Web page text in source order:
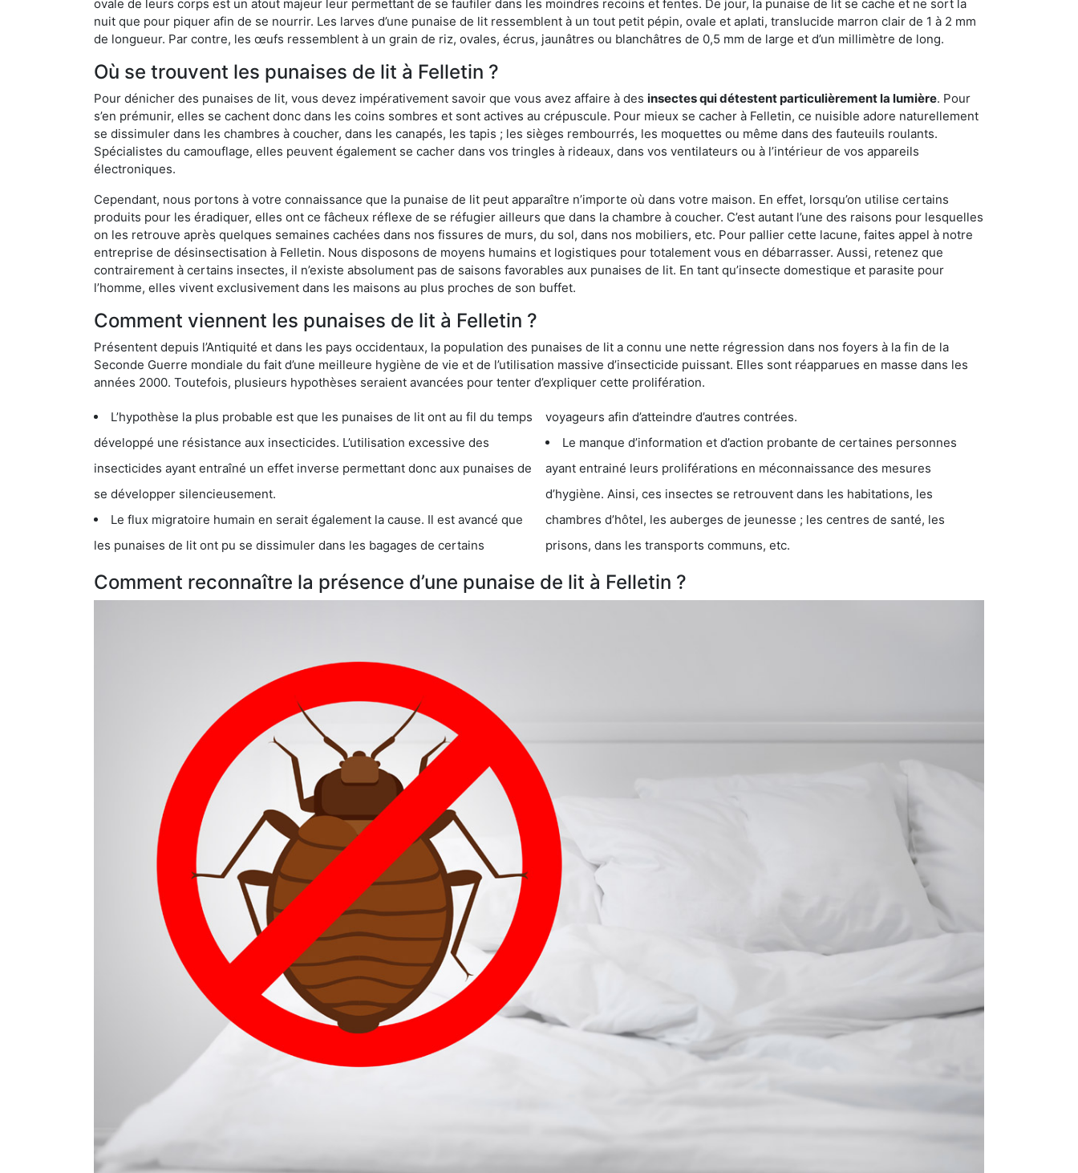
ovale de leurs corps est un atout majeur leur permettant de se faufiler dans les moindres recoins et fentes. De jour, la punaise de lit se cache et ne sort la
nuit que pour piquer afin de se nourrir. Les larves d’une punaise de lit ressemblent à un tout petit pépin, ovale et aplati, translucide marron clair de 1 à 2 mm
de longueur. Par contre, les œufs ressemblent à un grain de riz, ovales, écrus, jaunâtres ou blanchâtres de 0,5 mm de large et d’un millimètre de long.
Où se trouvent les punaises de lit à Felletin ?
Pour dénicher des punaises de lit, vous devez impérativement savoir que vous avez affaire à des insectes qui détestent particulièrement la lumière. Pour
s’en prémunir, elles se cachent donc dans les coins sombres et sont actives au crépuscule. Pour mieux se cacher à Felletin, ce nuisible adore naturellement
se dissimuler dans les chambres à coucher, dans les canapés, les tapis ; les sièges rembourrés, les moquettes ou même dans des fauteuils roulants.
Spécialistes du camouflage, elles peuvent également se cacher dans vos tringles à rideaux, dans vos ventilateurs ou à l’intérieur de vos appareils
électroniques.
Cependant, nous portons à votre connaissance que la punaise de lit peut apparaître n’importe où dans votre maison. En effet, lorsqu’on utilise certains
produits pour les éradiquer, elles ont ce fâcheux réflexe de se réfugier ailleurs que dans la chambre à coucher. C’est autant l’une des raisons pour lesquelles
on les retrouve après quelques semaines cachées dans nos fissures de murs, du sol, dans nos mobiliers, etc. Pour pallier cette lacune, faites appel à notre
entreprise de désinsectisation à Felletin. Nous disposons de moyens humains et logistiques pour totalement vous en débarrasser. Aussi, retenez que
contrairement à certains insectes, il n’existe absolument pas de saisons favorables aux punaises de lit. En tant qu’insecte domestique et parasite pour
l’homme, elles vivent exclusivement dans les maisons au plus proches de son buffet.
Comment viennent les punaises de lit à Felletin ?
Présentent depuis l’Antiquité et dans les pays occidentaux, la population des punaises de lit a connu une nette régression dans nos foyers à la fin de la
Seconde Guerre mondiale du fait d’une meilleure hygiène de vie et de l’utilisation massive d’insecticide puissant. Elles sont réapparues en masse dans les
années 2000. Toutefois, plusieurs hypothèses seraient avancées pour tenter d’expliquer cette prolifération.
L’hypothèse la plus probable est que les punaises de lit ont au fil du temps
développé une résistance aux insecticides. L’utilisation excessive des
insecticides ayant entraîné un effet inverse permettant donc aux punaises de
se développer silencieusement.
Le flux migratoire humain en serait également la cause. Il est avancé que
les punaises de lit ont pu se dissimuler dans les bagages de certains
voyageurs afin d’atteindre d’autres contrées.
Le manque d’information et d’action probante de certaines personnes
ayant entrainé leurs proliférations en méconnaissance des mesures
d’hygiène. Ainsi, ces insectes se retrouvent dans les habitations, les
chambres d’hôtel, les auberges de jeunesse ; les centres de santé, les
prisons, dans les transports communs, etc.
Comment reconnaître la présence d’une punaise de lit à Felletin ?